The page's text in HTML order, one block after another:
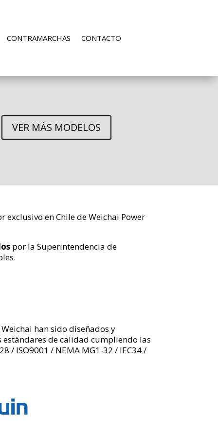
CONTRAMARCHAS CONTACTO
VER MÁS MODELOS
exclusivo en Chile de Weichai Power
por la Superintendencia de
han sido diseñados y
de calidad cumpliendo las
/ ISO9001 / NEMA MG1-32 / IEC34 /